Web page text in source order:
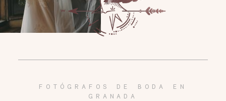
FOTÓGRAFOS DE BODA EN
GRANADA